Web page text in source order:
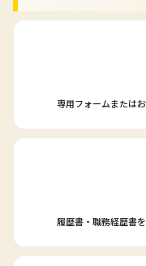
専用フォームまたは
履歴書・職務経歴書